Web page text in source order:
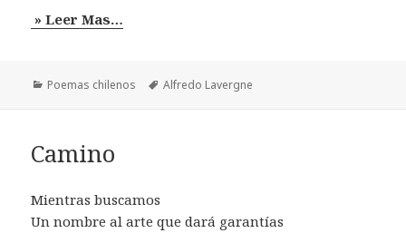
» Leer Mas…
Categorías
Poemas chilenos Etiquetas
Alfredo Lavergne
Camino
Mientras buscamos
Un nombre al arte que dará garantías